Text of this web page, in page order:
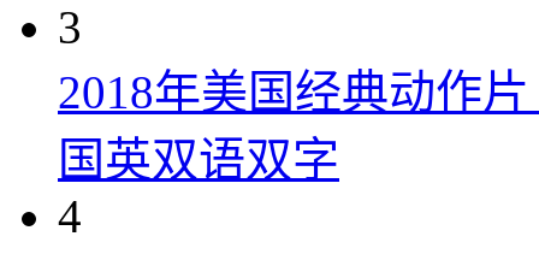
3
2018年美国经典动作
国英双语双字
4